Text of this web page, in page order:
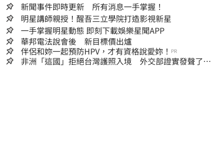
新聞事件即時更新 所有消息一手掌握！
明星講師親授！醒吾三立學院打造影視新星
一手掌握明星動態 即刻下載娛樂星聞APP
華邦電法說會後 新目標價出爐
伴侶和妳一起預防HPV，才有資格說愛妳！ PR
非洲「這國」拒絕台灣護照入境 外交部證實發聲了：